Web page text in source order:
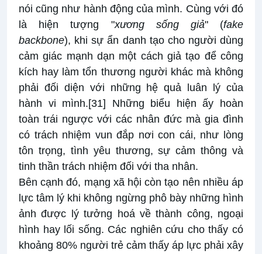
nói cũng như hành động của mình. Cùng với đó
là hiện tượng "xương sống giả" (fake
backbone), khi sự ẩn danh tạo cho người dùng
cảm giác mạnh dạn một cách giả tạo để công
kích hay làm tổn thương người khác mà không
phải đối diện với những hệ quả luân lý của
hành vi mình.[31]
Những biểu hiện ấy hoàn
toàn trái ngược với các nhân đức mà gia đình
có trách nhiệm vun đắp nơi con cái, như lòng
tôn trọng, tình yêu thương, sự cảm thông và
tinh thần trách nhiệm đối với tha nhân.
Bên cạnh đó, mạng xã hội còn tạo nên nhiều áp
lực tâm lý khi không ngừng phô bày những hình
ảnh được lý tưởng hoá về thành công, ngoại
hình hay lối sống. Các nghiên cứu cho thấy có
khoảng 80% người trẻ cảm thấy áp lực phải xây